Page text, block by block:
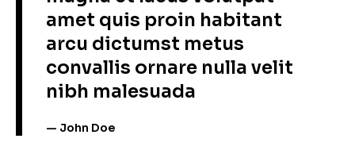
amet quis proin habitant
arcu dictumst metus
convallis ornare nulla velit
nibh malesuada
John Doe